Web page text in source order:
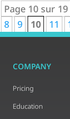
Page 10 sur 19
8
9 10 11
COMPANY
Pricing
Education